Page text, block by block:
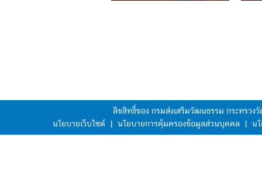
ลิขสิทธิ์ของ กรมส่งเสริมวัฒนธรรม กระทรว
นโยบายเว็บไซต์
| นโยบายการคุ้มครองข้อมูลส่วนบุคคล | น